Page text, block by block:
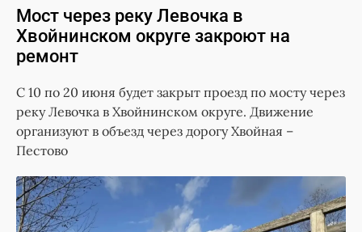
Мост через реку Левочка в
Хвойнинском округе закроют на
ремонт
С 10 по 20 июня будет закрыт проезд по мосту через
реку Левочка в Хвойнинском округе. Движение
организуют в объезд через дорогу Хвойная –
Пестово